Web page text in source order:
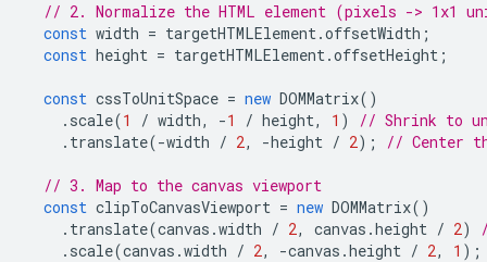
// 2. Normalize the HTML element (pixels -> 1x1
const width = targetHTMLElement.offsetWidth ;
const height = targetHTMLElement.offsetHeight ;
const cssToUnitSpace = new DOMMatrix()
. scale(1 / width, -1 / height, 1 )
// Shrink to
. translate(-width / 2, -height / 2); // Center
// 3. Map to the canvas viewport
const clipToCanvasViewport = new DOMMatrix()
. translate(canvas .width / 2, canvas .height / 2)
. scale(canvas .width / 2, -canvas .height / 2, 1 );